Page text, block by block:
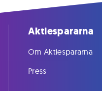
Aktiespararna
Om Aktiespararna
Press